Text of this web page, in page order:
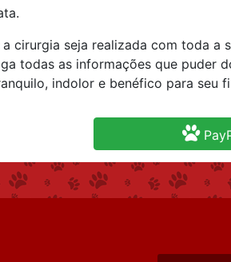
cirurgia seja realizada com toda a
todas as informações que puder
indolor e benéfico para seu